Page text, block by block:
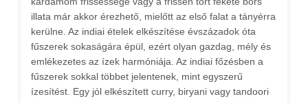
illata már akkor érezhető, mielőtt az első falat a tányérra
kerülne. Az indiai ételek elkészítése évszázadok óta
fűszerek sokaságára épül, ezért olyan gazdag, mély és
emlékezetes az ízek harmóniája. Az indiai főzésben a
fűszerek sokkal többet jelentenek, mint egyszerű
ízesítést. Egy jól elkészített curry, biryani vagy tandoori